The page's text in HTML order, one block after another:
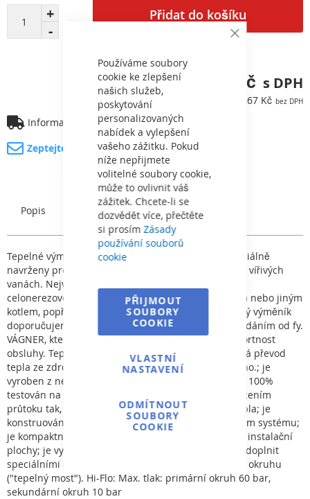
Close
Používáme soubory
cookie ke zlepšení
našich služeb,
poskytování
personalizovaných
nabídek a vylepšení
vašeho zážitku. Pokud
níže nepřijmete
volitelné soubory cookie,
může to ovlivnit váš
zážitek. Chcete-li se
dozvědět více, přečtěte
si prosímZásady
používání souborů
cookie
PŘIJMOUT
SOUBORY
COOKIE
VLASTNÍ
NASTAVENÍ
ODMÍTNOUT
SOUBORY
COOKIE
Přidat do košíku
17 614,78 Kč
14 557,67 Kč
Informace o dopravě
Zeptejte se na produkt
Popis Charakteristický
Tepelné výměníky Hi-Flow jsou svou konstrukcí speciálně
navrženy pro vytápění bazénové vody, nebo vody ve vířivých
vanách. Nejvýhodnější je zejména použití tohoto
celonerezového výměníku při ohřevu vody plynovým nebo jiným
kotlem, popřípadě solárními kolektory. Každý použitý výměník
doporučujeme doplnit vhodným automatickým ovládáním od fy.
VÁGNER, které spolehlivě zajistí bezpečnost a komfortnost
obsluhy. Tepelný výměník Maxi-Flo a Hi-Flow: využívá převod
tepla ze zdroje do prostředí, ve kterém je zužitkováno.; je
vyroben z nerezové oceli nejvyšší kvality AISI 316; je 100%
testován na těsnost; má speciální konstrukci s omezením
průtoku tak, aby v maximální míře zajistil převod tepla; je
konstruován tak, aby byl minimalizován tlak v topném systému;
je kompaktní svou velikostí, tudíž je třeba minimum instalační
plochy; je vybaven nerezovými držáky; je možno jej doplnit
speciálními šroubeními pro napojení sekundárního okruhu
("tepelný most"). Hi-Flo: Max. tlak: primární okruh 60 bar,
sekundární okruh 10 bar